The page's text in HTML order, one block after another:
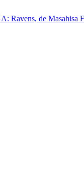
Ravens, de Masahisa